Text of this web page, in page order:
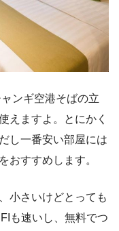
ンギ空港そばの立
えますよ。とにかく
し一番安い部屋には
おすすめします。
小さいけどとっても
も速いし、無料でつ